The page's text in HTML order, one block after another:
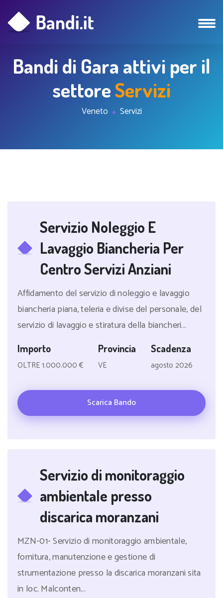
Bandi di Gara attivi per il
settoreServizi
Veneto Servizi
Servizio Noleggio E
Lavaggio Biancheria Per
Centro Servizi Anziani
Affidamento del servizio di noleggio e lavaggio
biancheria piana, teleria e divise del personale, del
servizio di lavaggio e stiratura della biancheri...
Importo
OLTRE 1.000.000 €
Provincia
VE
Scadenza
agosto 2026
Scarica Bando
Servizio di monitoraggio
ambientale presso
discarica moranzani
MZN-01- Servizio di monitoraggio ambientale,
fornitura, manutenzione e gestione di
strumentazione presso la discarica moranzani sita
in loc. Malconten...